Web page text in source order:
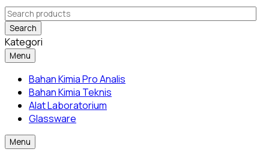
Search
Kategori
Menu
Bahan Kimia Pro Analis
Bahan Kimia Teknis
Alat Laboratorium
Glassware
Menu